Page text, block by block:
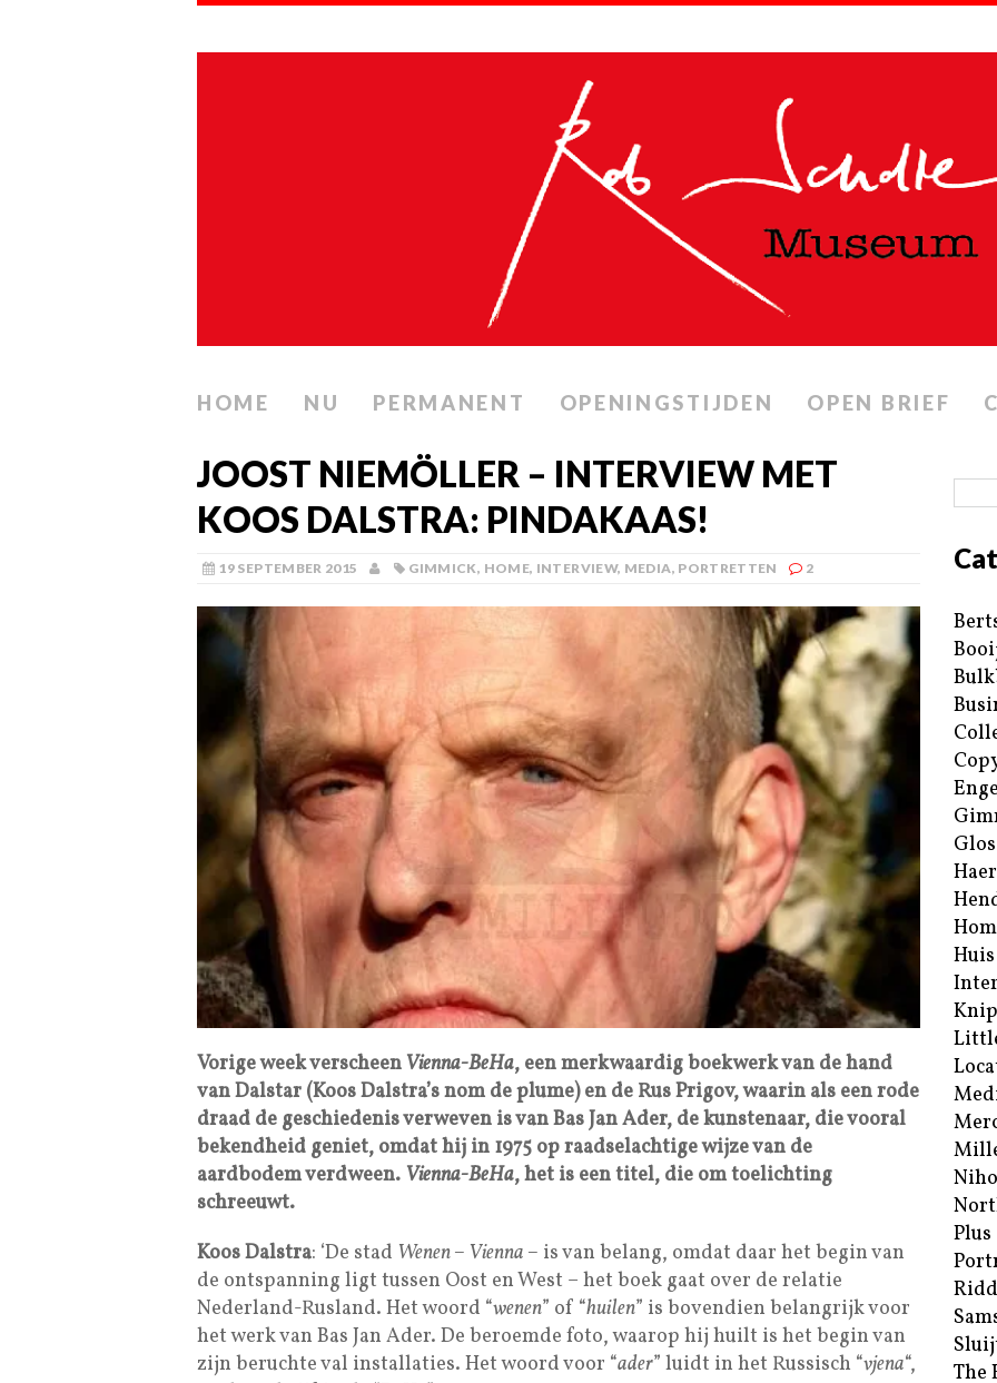
HOME NU PERMANENT OPENINGSTIJDEN OPEN BRIEF
JOOST NIEMÖLLER – INTERVIEW MET
KOOS DALSTRA: PINDAKAAS!
19 SEPTEMBER 2015 GIMMICK, HOME, INTERVIEW, MEDIA, PORTRETTEN 2
Vorige week verscheen Vienna-BeHa, een merkwaardig boekwerk van de hand
van Dalstar (Koos Dalstra’s nom de plume) en de Rus Prigov, waarin als een rode
draad de geschiedenis verweven is van Bas Jan Ader, de kunstenaar, die vooral
bekendheid geniet, omdat hij in 1975 op raadselachtige wijze van de
aardbodem verdween. Vienna-BeHa, het is een titel, die om toelichting
schreeuwt.
Koos Dalstra: ‘De stad Wenen – Vienna – is van belang, omdat daar het begin van
de ontspanning ligt tussen Oost en West – het boek gaat over de relatie
Nederland-Rusland. Het woord “wenen” of “huilen” is bovendien belangrijk voor
het werk van Bas Jan Ader. De beroemde foto, waarop hij huilt is het begin van
zijn beruchte val installaties. Het woord voor “ader” luidt in het Russisch “vjena“,
Plus
The